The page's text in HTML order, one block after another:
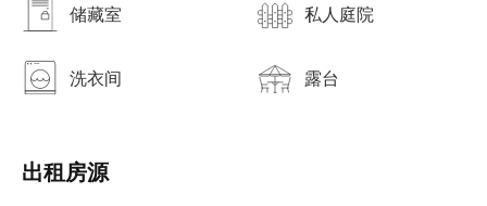
储藏室 私人庭院
洗衣间 露台
出租房源